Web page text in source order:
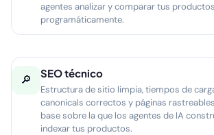
agentes analizar y comparar tus productos
programáticamente.
🔎 SEO técnico
Estructura de sitio limpia, tiempos de
canonicals correctos y páginas
base sobre la que los agentes de IA
indexar tus productos.